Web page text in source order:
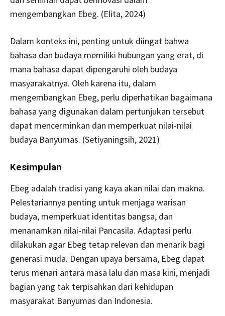
mengembangkan Ebeg. (Elita, 2024)
Dalam konteks ini, penting untuk diingat bahwa
bahasa dan budaya memiliki hubungan yang erat, di
mana bahasa dapat dipengaruhi oleh budaya
masyarakatnya. Oleh karena itu, dalam
mengembangkan Ebeg, perlu diperhatikan bagaimana
bahasa yang digunakan dalam pertunjukan tersebut
dapat mencerminkan dan memperkuat nilai-nilai
budaya Banyumas. (Setiyaningsih, 2021)
Kesimpulan
Ebeg adalah tradisi yang kaya akan nilai dan makna.
Pelestariannya penting untuk menjaga warisan
budaya, memperkuat identitas bangsa, dan
menanamkan nilai-nilai Pancasila. Adaptasi perlu
dilakukan agar Ebeg tetap relevan dan menarik bagi
generasi muda. Dengan upaya bersama, Ebeg dapat
terus menari antara masa lalu dan masa kini, menjadi
bagian yang tak terpisahkan dari kehidupan
masyarakat Banyumas dan Indonesia.